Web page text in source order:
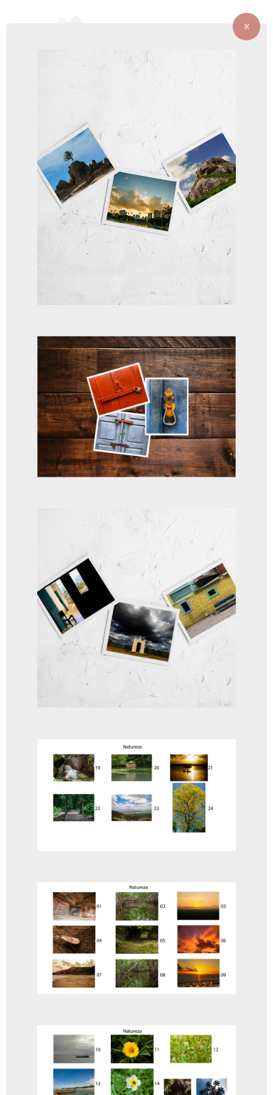
Flor Pink
A partir de
R$
75,00
Borboleta de Asas Vermelhas
A partir de
R$75,00
Flor Red
A partir de
R$75,00